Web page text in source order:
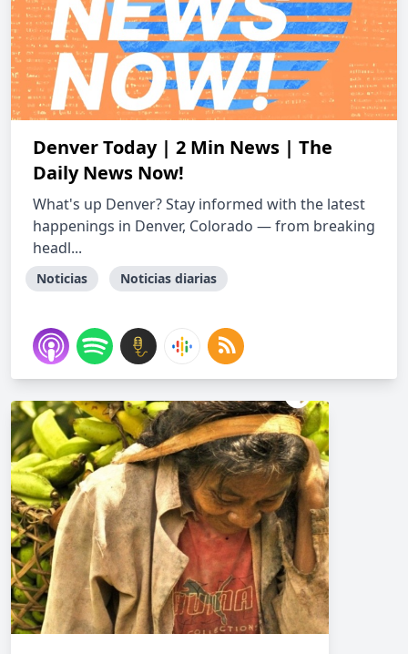
Denver Today | 2 Min News | The
Daily News Now!
What's up Denver? Stay informed with the latest
happenings in Denver, Colorado — from breaking
headl...
Noticias Noticias diarias